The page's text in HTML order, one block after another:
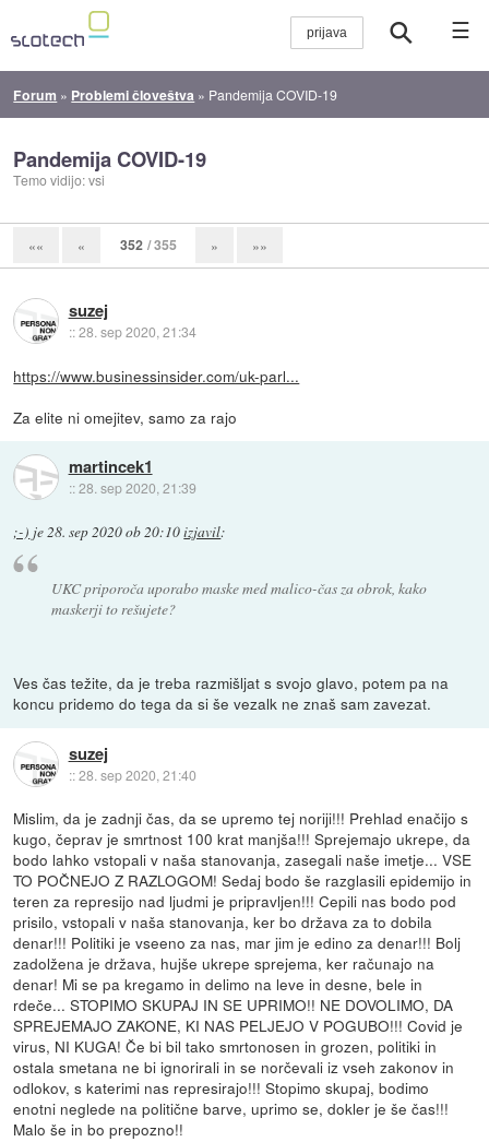
☰
Forum » Problemi človeštva » Pandemija COVID-19
Pandemija COVID-19
Temo vidijo: vsi
«« « 352 / 355 » »»
suzej
::28. sep 2020, 21:34
https://www.businessinsider.com/uk-parl...
Za elite ni omejitev, samo za rajo
martincek1
::28. sep 2020, 21:39
;-) je28. sep 2020 ob 20:10izjavil:
UKC priporoča uporabo maske med malico-čas za obrok, kako
maskerji to rešujete?
Ves čas težite, da je treba razmišljat s svojo glavo, potem pa na
koncu pridemo do tega da si še vezalk ne znaš sam zavezat.
suzej
::28. sep 2020, 21:40
Mislim, da je zadnji čas, da se upremo tej noriji!!! Prehlad enačijo s
kugo, čeprav je smrtnost 100 krat manjša!!! Sprejemajo ukrepe, da
bodo lahko vstopali v naša stanovanja, zasegali naše imetje... VSE
TO POČNEJO Z RAZLOGOM! Sedaj bodo še razglasili epidemijo in
teren za represijo nad ljudmi je pripravljen!!! Cepili nas bodo pod
prisilo, vstopali v naša stanovanja, ker bo država za to dobila
denar!!! Politiki je vseeno za nas, mar jim je edino za denar!!! Bolj
zadolžena je država, hujše ukrepe sprejema, ker računajo na
denar! Mi se pa kregamo in delimo na leve in desne, bele in
rdeče... STOPIMO SKUPAJ IN SE UPRIMO!! NE DOVOLIMO, DA
SPREJEMAJO ZAKONE, KI NAS PELJEJO V POGUBO!!! Covid je
virus, NI KUGA! Če bi bil tako smrtonosen in grozen, politiki in
ostala smetana ne bi ignorirali in se norčevali iz vseh zakonov in
odlokov, s katerimi nas represirajo!!! Stopimo skupaj, bodimo
enotni neglede na politične barve, uprimo se, dokler je še čas!!!
Malo še in bo prepozno!!